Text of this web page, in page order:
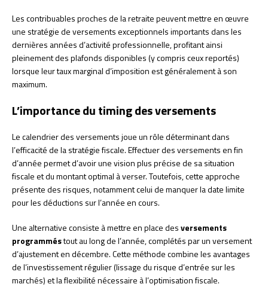
Les contribuables proches de la retraite peuvent mettre en œuvre
une stratégie de versements exceptionnels importants dans les
dernières années d’activité professionnelle, profitant ainsi
pleinement des plafonds disponibles (y compris ceux reportés)
lorsque leur taux marginal d’imposition est généralement à son
maximum.
L’importance du timing des versements
Le calendrier des versements joue un rôle déterminant dans
l’efficacité de la stratégie fiscale. Effectuer des versements en fin
d’année permet d’avoir une vision plus précise de sa situation
fiscale et du montant optimal à verser. Toutefois, cette approche
présente des risques, notamment celui de manquer la date limite
pour les déductions sur l’année en cours.
Une alternative consiste à mettre en place desversements
programméstout au long de l’année, complétés par un versement
d’ajustement en décembre. Cette méthode combine les avantages
de l’investissement régulier (lissage du risque d’entrée sur les
marchés) et la flexibilité nécessaire à l’optimisation fiscale.